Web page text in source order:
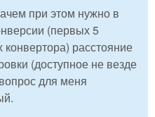
при этом нужно в
(первых 5
конвертора) расстояние
(доступное не везде
для меня